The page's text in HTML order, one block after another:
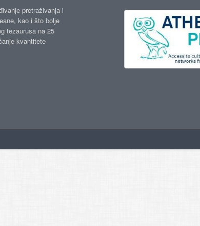
pretraživanja i
kao i što bolje
tezaurusa na 25
kvantitete